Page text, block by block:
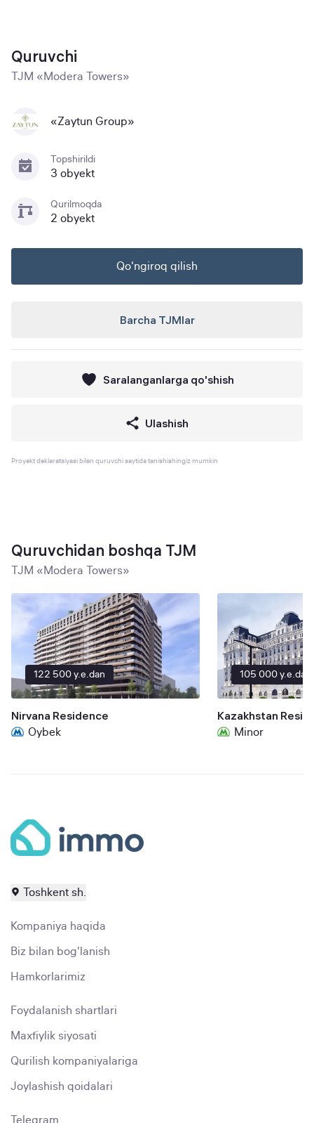
Quruvchi
TJM «Modera Towers»
«Zaytun Group»
Topshirildi
3 obyekt
Qurilmoqda
2 obyekt
Qo'ngiroq qilish
Barcha TJMlar
Saralanganlarga qo'shish
Ulashish
Proyekt deklaratsiyasi bilan quruvchi saytida tanishishingiz mumkin
Quruvchidan boshqa TJM
TJM «Modera Towers»
122 500 y.e.dan
Nirvana Residence
Oybek
105 000 y.e.dan
Kazakhstan
Minor
Toshkent sh.
Kompaniya haqida
Biz bilan bog'lanish
Hamkorlarimiz
Foydalanish shartlari
Maxfiylik siyosati
Qurilish kompaniyalariga
Joylashish qoidalari
Telegram